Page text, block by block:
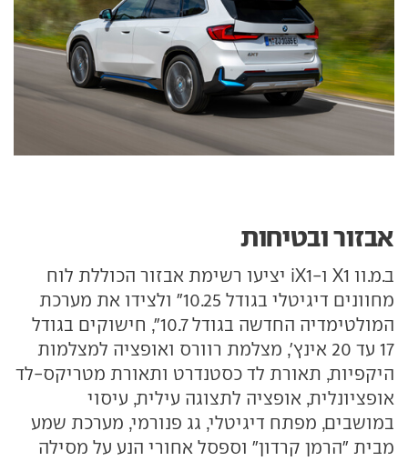
אבזור ובטיחות
ב.מ.וו X1 ו-iX1 יציעו רשימת אבזור הכוללת לוח
מחוונים דיגיטלי בגודל 10.25" ולצידו את מערכת
המולטימדיה החדשה בגודל 10.7", חישוקים בגודל
17 עד 20 אינץ', מצלמת רוורס ואופציה למצלמות
היקפיות, תאורת לד כסטנדרט ותאורת מטריקס-לד
אופציונלית, אופציה לתצוגה עילית, עיסוי
במושבים, מפתח דיגיטלי, גג פנורמי, מערכת שמע
מבית "הרמן קרדון" וספסל אחורי הנע על מסילה